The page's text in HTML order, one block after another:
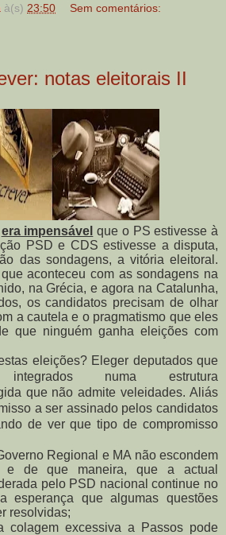
à(s) 23:50 Sem comentários:
notas eleitorais II
era impensável que o PS estivesse à
PSD e CDS estivesse a disputa,
das sondagens, a vitória eleitoral.
aconteceu com as sondagens na
na Grécia, e agora na Catalunha,
os candidatos precisam de olhar
a cautela e o pragmatismo que eles
que ninguém ganha eleições com
eleições? Eleger deputados que
numa estrutura
que não admite veleidades. Aliás
a ser assinado pelos candidatos
de ver que tipo de compromisso
Regional e MA não escondem
e de que maneira, que a actual
pelo PSD nacional continue no
esperança que algumas questões
resolvidas;
colagem excessiva a Passos pode